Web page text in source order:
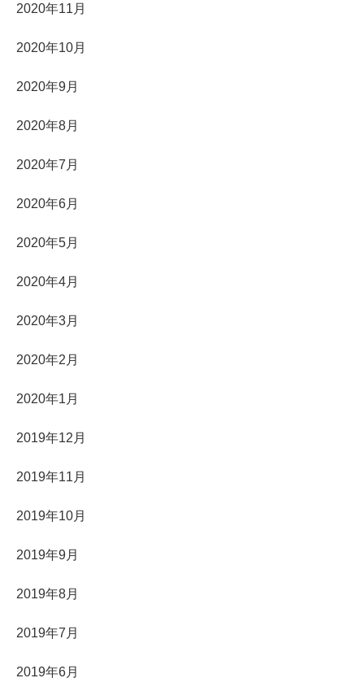
2020年11月
2020年10月
2020年9月
2020年8月
2020年7月
2020年6月
2020年5月
2020年4月
2020年3月
2020年2月
2020年1月
2019年12月
2019年11月
2019年10月
2019年9月
2019年8月
2019年7月
2019年6月